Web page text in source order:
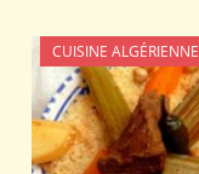
CUISINE ALGÉRIENNE